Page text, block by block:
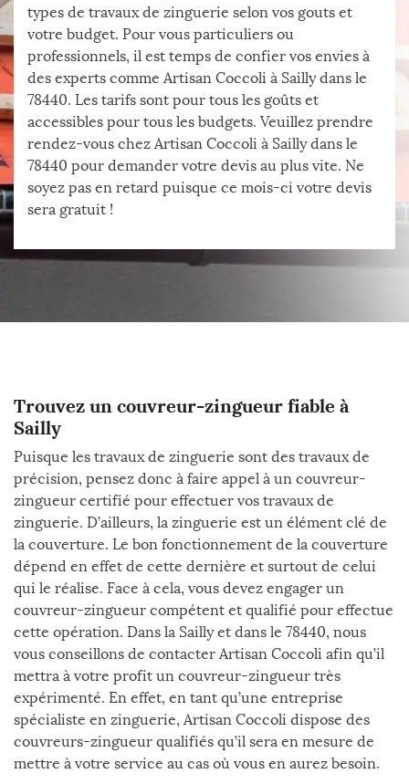
types de travaux de zinguerie selon vos gouts et
votre budget. Pour vous particuliers ou
professionnels, il est temps de confier vos envies à
des experts comme Artisan Coccoli à Sailly dans le
78440. Les tarifs sont pour tous les goûts et
accessibles pour tous les budgets. Veuillez prendre
rendez-vous chez Artisan Coccoli à Sailly dans le
78440 pour demander votre devis au plus vite. Ne
soyez pas en retard puisque ce mois-ci votre devis
sera gratuit !
Trouvez un couvreur-zingueur fiable à
Sailly
Puisque les travaux de zinguerie sont des travaux de
précision, pensez donc à faire appel à un couvreur-
zingueur certifié pour effectuer vos travaux de
zinguerie. D’ailleurs, la zinguerie est un élément clé de
la couverture. Le bon fonctionnement de la couverture
dépend en effet de cette dernière et surtout de celui
qui le réalise. Face à cela, vous devez engager un
couvreur-zingueur compétent et qualifié pour effectue
cette opération. Dans la Sailly et dans le 78440, nous
vous conseillons de contacter Artisan Coccoli afin qu’il
mettra à votre profit un couvreur-zingueur très
expérimenté. En effet, en tant qu’une entreprise
spécialiste en zinguerie, Artisan Coccoli dispose des
couvreurs-zingueur qualifiés qu’il sera en mesure de
mettre à votre service au cas où vous en aurez besoin.